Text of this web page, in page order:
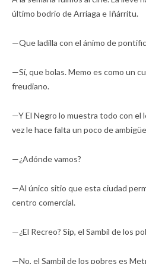
último bodrio de Arriaga e Iñárritu.
—Que ladilla con el ánimo de
—Sí, que bolas. Memo es como un
freudiano.
—Y El Negro lo muestra todo con el
vez le hace falta un poco de
—¿Adónde vamos?
—Al único sitio que esta ciudad
centro comercial.
—¿El Recreo? Sip, el Sambil de los
—No, el Sambil de los pobres es